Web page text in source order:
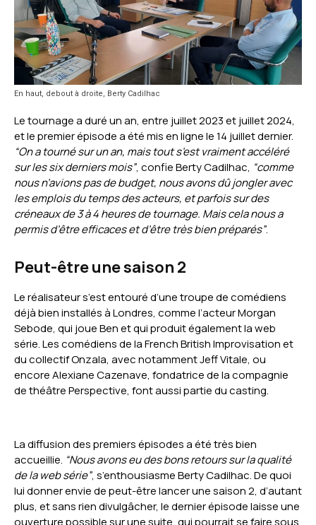
En haut, debout à droite, Berty Cadilhac
Le tournage a duré un an, entre juillet 2023 et juillet 2024,
et le premier épisode a été mis en ligne le 14 juillet dernier.
“On a tourné sur un an, mais tout s’est vraiment accéléré
sur les six derniers mois”, confie Berty Cadilhac, “comme
nous n’avions pas de budget, nous avons dû jongler avec
les emplois du temps des acteurs, et parfois sur des
créneaux de 3 à 4 heures de tournage. Mais cela nous a
permis d’être efficaces et d’être très bien préparés”.
Peut-être une saison 2
Le réalisateur s’est entouré d’une troupe de comédiens
déjà bien installés à Londres, comme l’acteur Morgan
Sebode, qui joue Ben et qui produit également la web
série. Les comédiens de la French British Improvisation et
du collectif Onzala, avec notamment Jeff Vitale, ou
encore Alexiane Cazenave, fondatrice de la compagnie
de théâtre Perspective, font aussi partie du casting.
La diffusion des premiers épisodes a été très bien
accueillie. “Nous avons eu des bons retours sur la qualité
de la web série”, s’enthousiasme Berty Cadilhac. De quoi
lui donner envie de peut-être lancer une saison 2, d’autant
plus, et sans rien divulgâcher, le dernier épisode laisse une
ouverture possible sur une suite, qui pourrait se faire sous